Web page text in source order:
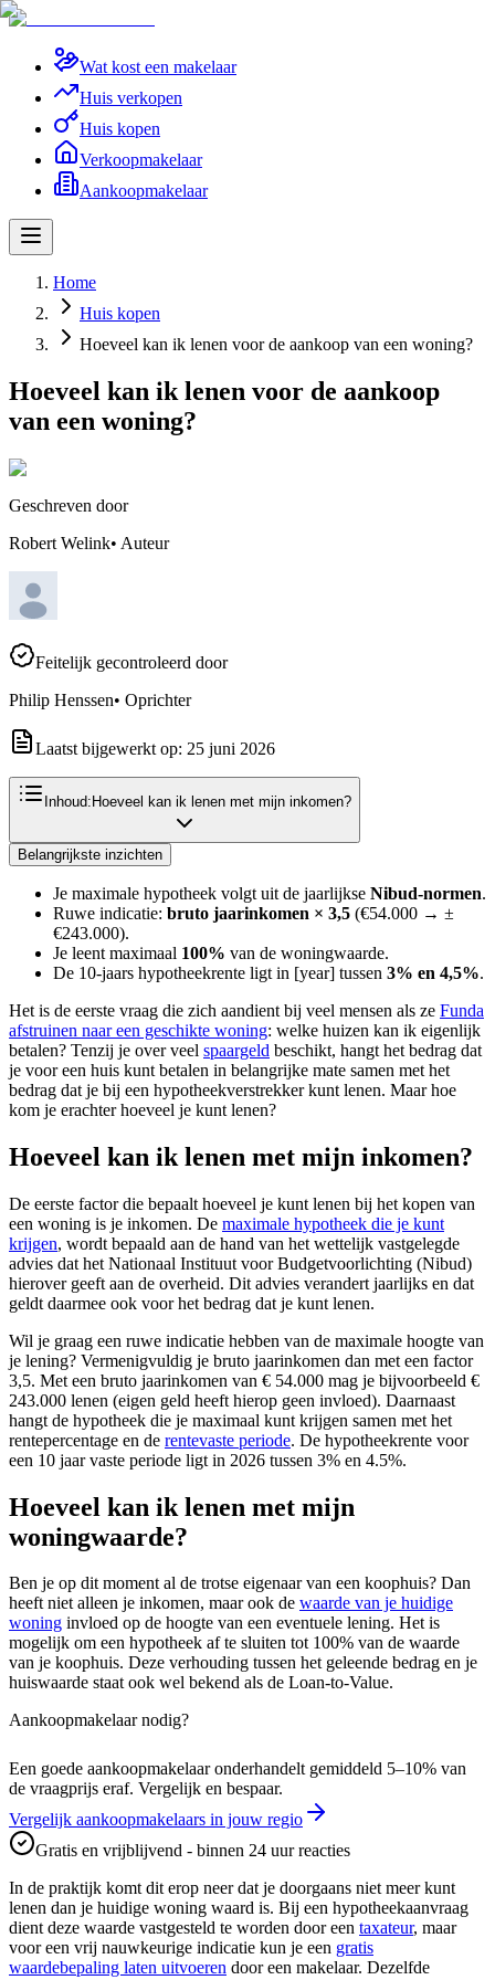
Wat kost een makelaar
Huis verkopen
Huis kopen
Verkoopmakelaar
Aankoopmakelaar
Home
Huis kopen
Hoeveel kan ik lenen voor de aankoop van een woning?
Hoeveel kan ik lenen voor de aankoop
van een woning?
Geschreven door
Robert Welink• Auteur
Feitelijk gecontroleerd door
Philip Henssen• Oprichter
Laatst bijgewerkt op: 25 juni 2026
Inhoud: Hoeveel kan ik lenen met mijn inkomen?
Belangrijkste inzichten
Je maximale hypotheek volgt uit de jaarlijkse Nibud-normen.
Ruwe indicatie: bruto jaarinkomen × 3,5 (€54.000 → ±
€243.000).
Je leent maximaal 100% van de woningwaarde.
De 10-jaars hypotheekrente ligt in [year] tussen 3% en 4,5%.
Het is de eerste vraag die zich aandient bij veel mensen als ze Funda
afstruinen naar een geschikte woning: welke huizen kan ik eigenlijk
betalen? Tenzij je over veel spaargeld beschikt, hangt het bedrag dat
je voor een huis kunt betalen in belangrijke mate samen met het
bedrag dat je bij een hypotheekverstrekker kunt lenen. Maar hoe
kom je erachter hoeveel je kunt lenen?
Hoeveel kan ik lenen met mijn inkomen?
De eerste factor die bepaalt hoeveel je kunt lenen bij het kopen van
een woning is je inkomen. De maximale hypotheek die je kunt
krijgen, wordt bepaald aan de hand van het wettelijk vastgelegde
advies dat het Nationaal Instituut voor Budgetvoorlichting (Nibud)
hierover geeft aan de overheid. Dit advies verandert jaarlijks en dat
geldt daarmee ook voor het bedrag dat je kunt lenen.
Wil je graag een ruwe indicatie hebben van de maximale hoogte van
je lening? Vermenigvuldig je bruto jaarinkomen dan met een factor
3,5. Met een bruto jaarinkomen van € 54.000 mag je bijvoorbeeld €
243.000 lenen (eigen geld heeft hierop geen invloed). Daarnaast
hangt de hypotheek die je maximaal kunt krijgen samen met het
rentepercentage en de rentevaste periode. De hypotheekrente voor
een 10 jaar vaste periode ligt in 2026 tussen 3% en 4.5%.
Hoeveel kan ik lenen met mijn
woningwaarde?
Ben je op dit moment al de trotse eigenaar van een koophuis? Dan
heeft niet alleen je inkomen, maar ook de waarde van je huidige
woning invloed op de hoogte van een eventuele lening. Het is
mogelijk om een hypotheek af te sluiten tot 100% van de waarde
van je koophuis. Deze verhouding tussen het geleende bedrag en je
huiswaarde staat ook wel bekend als de Loan-to-Value.
Aankoopmakelaar nodig?
Een goede aankoopmakelaar onderhandelt gemiddeld 5–10% van
de vraagprijs eraf. Vergelijk en bespaar.
Vergelijk aankoopmakelaars in jouw regio
Gratis en vrijblijvend - binnen 24 uur reacties
In de praktijk komt dit erop neer dat je doorgaans niet meer kunt
lenen dan je huidige woning waard is. Bij een hypotheekaanvraag
dient deze waarde vastgesteld te worden door een taxateur, maar
voor een vrij nauwkeurige indicatie kun je een gratis
waardebepaling laten uitvoeren door een makelaar. Dezelfde